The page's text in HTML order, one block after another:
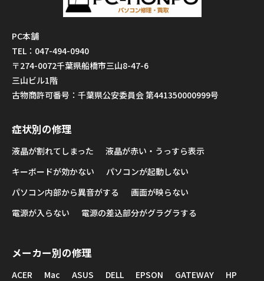
PC本舗
TEL：047-494-0940
〒274-0072千葉県船橋市三山8-47-6
三山ビル1階
古物商許可番号：千葉県公安委員会 第441350000999号
症状別の修理
液晶が割れてしまった
液晶が赤い・うっすら表示
キーボードが効かない
パソコンが起動しない
パソコン内部から異音がする
画面が映らない
電源が入らない
電源の差込部分がグラグラする
メーカー別の修理
ACER Mac ASUS DELL EPSON GATEWAY
HP